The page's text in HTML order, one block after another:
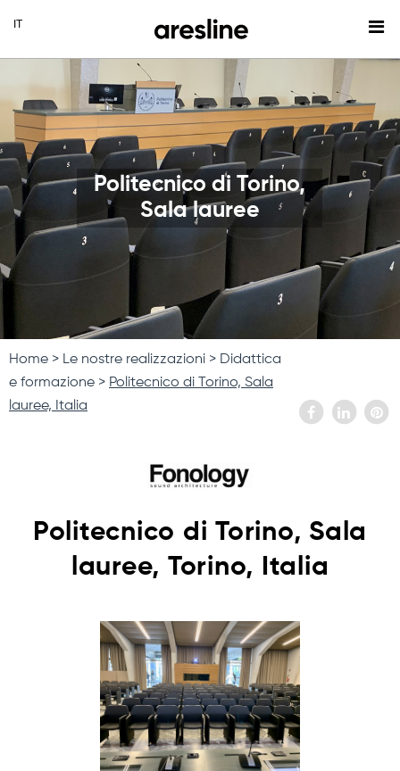
Politecnico di Torino,
Sala lauree
Home Le nostre realizzazioni
Didattica
e formazione
Politecnico di Torino, Sala
lauree, Italia
Politecnico di Torino, Sala
lauree, Torino, Italia